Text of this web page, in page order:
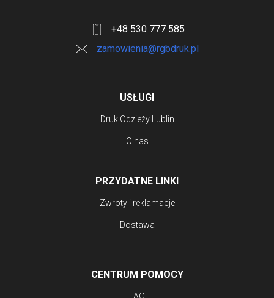
+48 530 777 585
zamowienia@rgbdruk.pl
USŁUGI
Druk Odzieży Lublin
O nas
PRZYDATNE LINKI
Zwroty i reklamacje
Dostawa
CENTRUM POMOCY